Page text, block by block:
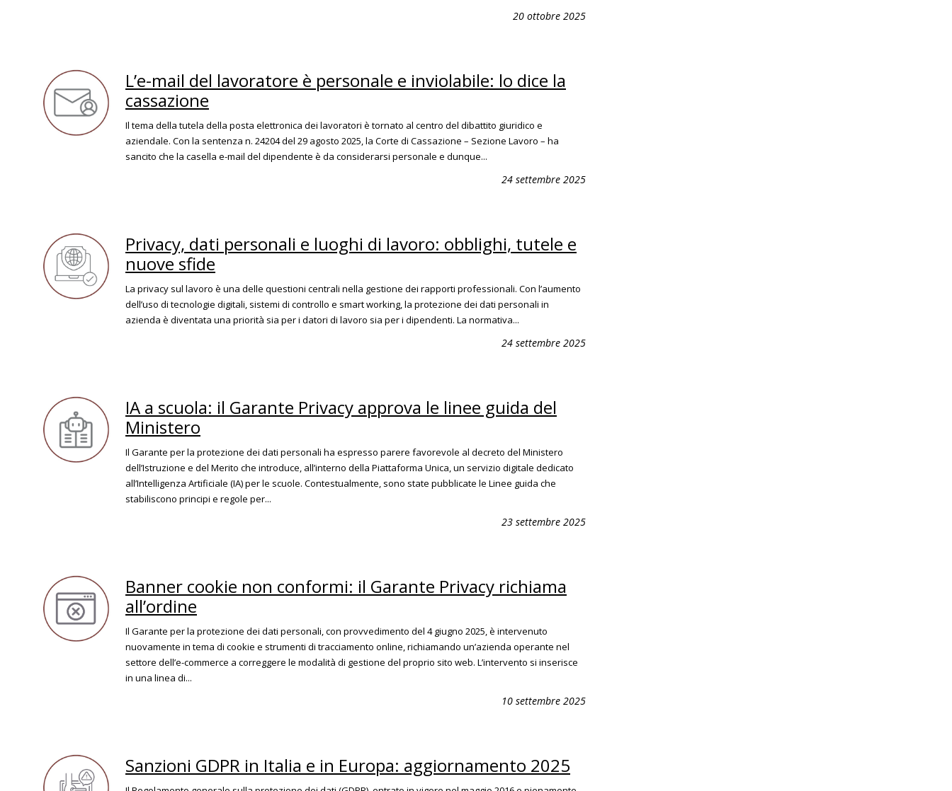
20 ottobre 2025
L’e-mail del lavoratore è personale e inviolabile: lo dice la
cassazione
Il tema della tutela della posta elettronica dei lavoratori è tornato al centro del dibattito giuridico e
aziendale. Con la sentenza n. 24204 del 29 agosto 2025, la Corte di Cassazione – Sezione Lavoro – ha
sancito che la casella e-mail del dipendente è da considerarsi personale e dunque...
24 settembre 2025
Privacy, dati personali e luoghi di lavoro: obblighi, tutele e
nuove sfide
La privacy sul lavoro è una delle questioni centrali nella gestione dei rapporti professionali. Con l’aumento
dell’uso di tecnologie digitali, sistemi di controllo e smart working, la protezione dei dati personali in
azienda è diventata una priorità sia per i datori di lavoro sia per i dipendenti. La normativa...
24 settembre 2025
IA a scuola: il Garante Privacy approva le linee guida del
Ministero
Il Garante per la protezione dei dati personali ha espresso parere favorevole al decreto del Ministero
dell’Istruzione e del Merito che introduce, all’interno della Piattaforma Unica, un servizio digitale dedicato
all’Intelligenza Artificiale (IA) per le scuole. Contestualmente, sono state pubblicate le Linee guida che
stabiliscono principi e regole per...
23 settembre 2025
Banner cookie non conformi: il Garante Privacy richiama
all’ordine
Il Garante per la protezione dei dati personali, con provvedimento del 4 giugno 2025, è intervenuto
nuovamente in tema di cookie e strumenti di tracciamento online, richiamando un’azienda operante nel
settore dell’e-commerce a correggere le modalità di gestione del proprio sito web. L’intervento si inserisce
in una linea di...
10 settembre 2025
Sanzioni GDPR in Italia e in Europa: aggiornamento 2025